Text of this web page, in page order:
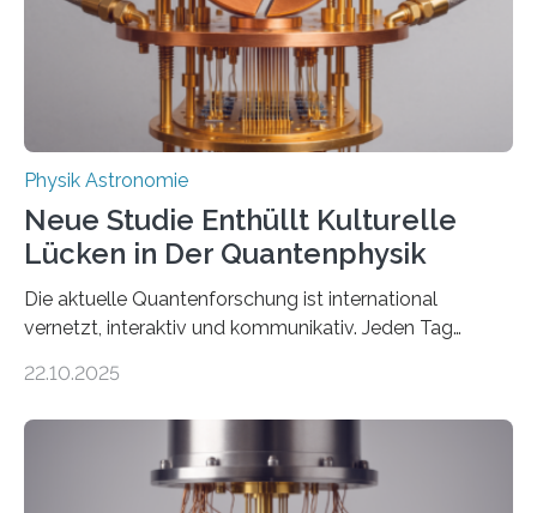
gefunden. Kurz darauf konnte man zeigen, dass sich
Thorium tatsächlich nutzen lässt, um hochpräzise…
Physik Astronomie
Neue Studie Enthüllt Kulturelle
Lücken in Der Quantenphysik
Die aktuelle Quantenforschung ist international
vernetzt, interaktiv und kommunikativ. Jeden Tag
oft von Autor*innen, die eng zusammenarbeiten. Neue
werden schnell weiterentwickelt. Dies ist der Alltag in
der Forschung der Quantentheorie, die dieses Jahr 100
22.10.2025